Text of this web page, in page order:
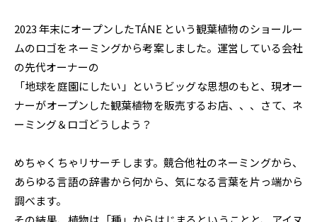
2023 年末にオープンしたTÁNE という観葉植物のショールー
ムのロゴをネーミングから考案しました。運営している会社
の先代オーナーの
「地球を庭園にしたい」というビッグな思想のもと、現オー
ナーがオープンした観葉植物を販売するお店、、、さて、ネ
ーミング＆ロゴどうしよう？
めちゃくちゃリサーチします。競合他社のネーミングから、
あらゆる言語の辞書から何から、気になる言葉を片っ端から
調べます。